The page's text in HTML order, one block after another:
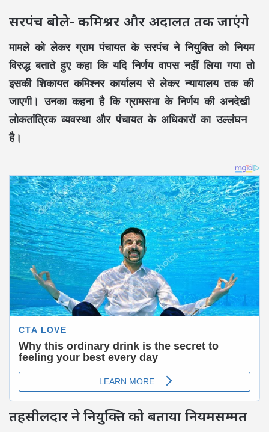
सरपंच बोले- कमिश्नर और अदालत तक जाएंगे
मामले को लेकर ग्राम पंचायत के सरपंच ने नियुक्ति को नियम
विरुद्ध बताते हुए कहा कि यदि निर्णय वापस नहीं लिया गया तो
इसकी शिकायत कमिश्नर कार्यालय से लेकर न्यायालय तक की
जाएगी। उनका कहना है कि ग्रामसभा के निर्णय की अनदेखी
लोकतांत्रिक व्यवस्था और पंचायत के अधिकारों का उल्लंघन
है।
तहसीलदार ने नियुक्ति को बताया नियमसम्मत